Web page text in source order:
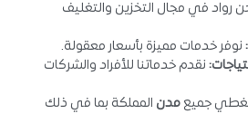
رواد في مجال التخزين والتغليف
: نوفر خدمات مميزة بأسعار معقولة.
: نقدم خدماتنا للأفراد والشركات
جميع مدن المملكة بما في ذلك